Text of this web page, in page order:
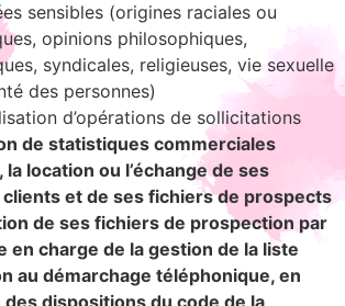
sensibles (origines raciales ou
opinions philosophiques,
syndicales, religieuses, vie sexuelle
des personnes)
d’opérations de sollicitations
de statistiques commerciales
la location ou l’échange de ses
et de ses fichiers de prospects
de ses fichiers de prospection par
en charge de la gestion de la liste
au démarchage téléphonique, en